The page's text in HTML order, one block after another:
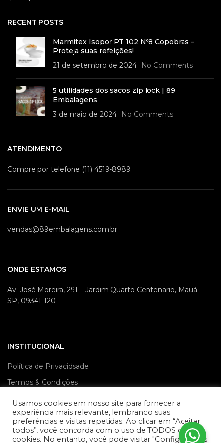
RECENT POSTS
Marmitex Isopor PT 102 Nº8 Copobras –
Proteja suas refeições!
21 de setembro de 2024
No Comments
5 utilidades dos sacos zip lock | 89
Embalagens
3 de maio de 2024
No Comments
ATENDIMENTO
Compre por telefone (11) 4519-8989
ENVIE UM E-MAIL
vendas@89embalagens.com.br
ONDE ESTAMOS
Av. José Moreira, 291 – Jardim Quarto Centenario, Mauá –
SP, 09341-120
INSTITUCIONAL
Política de Privacidsade
Termos & Condições
Contato
Blog
Usamos cookies em nosso site para fornecer a
experiência mais relevante, lembrando suas
preferências e visitas repetidas. Ao clicar em “Aceitar
todos”, você concorda com o uso de TODOS os
cookies. No entanto, você pode visitar "Configurações